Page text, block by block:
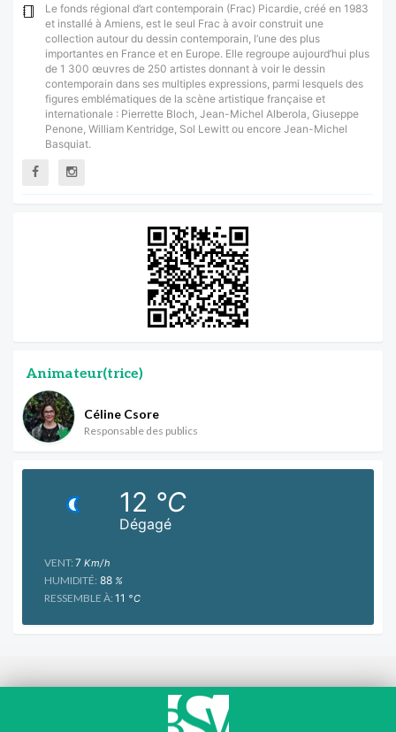
Le fonds régional d’art contemporain (Frac) Picardie, créé en 1983
et installé à Amiens, est le seul Frac à avoir construit une
collection autour du dessin contemporain, l’une des plus
importantes en France et en Europe. Elle regroupe aujourd’hui plus
de 1 300 œuvres de 250 artistes donnant à voir le dessin
contemporain dans ses multiples expressions, parmi lesquels des
figures emblématiques de la scène artistique française et
internationale : Pierrette Bloch, Jean-Michel Alberola, Giuseppe
Penone, William Kentridge, Sol Lewitt ou encore Jean-Michel
Basquiat.
Animateur(trice)
Céline Csore
Responsable des publics
Dégagé
12 °C
VENT: 7 Km/h
HUMIDITÉ: 88 %
RESSEMBLE À: 11 °C